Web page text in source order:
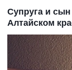
Супруга и
Алтайском